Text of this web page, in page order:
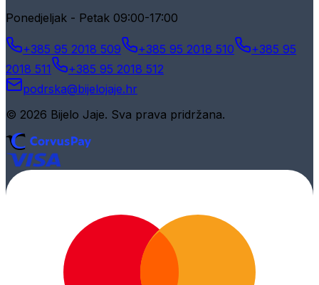
Ponedjeljak - Petak 09:00-17:00
+385 95 2018 509 +385 95 2018 510
+385 95
2018 511
+385 95 2018 512
podrska@bijelojaje.hr
© 2026 Bijelo Jaje. Sva prava pridržana.